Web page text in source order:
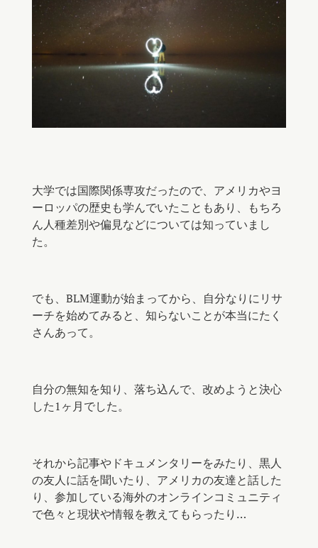
大学では国際関係専攻だったので、アメリカやヨ
ーロッパの歴史も学んでいたこともあり、もちろ
ん人種差別や偏見などについては知っていまし
た。
でも、BLM運動が始まってから、自分なりにリサ
ーチを始めてみると、知らないことが本当にたく
さんあって。
自分の無知を知り、落ち込んで、改めようと決心
した1ヶ月でした。
それから記事やドキュメンタリーをみたり、黒人
の友人に話を聞いたり、アメリカの友達と話した
り、参加している海外のオンラインコミュニティ
で色々と現状や情報を教えてもらったり…